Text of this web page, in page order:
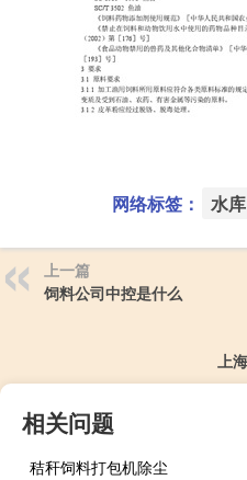
网络标签： 水库
上一篇
饲料公司中控是什么
上
相关问题
秸秆饲料打包机除尘